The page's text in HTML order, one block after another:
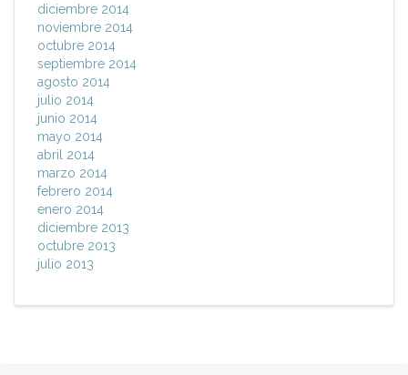
diciembre 2014
noviembre 2014
octubre 2014
septiembre 2014
agosto 2014
julio 2014
junio 2014
mayo 2014
abril 2014
marzo 2014
febrero 2014
enero 2014
diciembre 2013
octubre 2013
julio 2013